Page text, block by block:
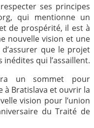
ses principes
qui mentionne un
de prospérité, il est à
nouvelle vision et une
que le projet
qui l’assaillent.
un sommet pour
à Bratislava et ouvrir la
vision pour l’union
du Traité de